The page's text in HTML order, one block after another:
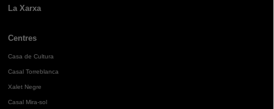
La Xarxa
Centres
Casa de Cultura
Casal Torreblanca
Xalet Negre
Casal Mira-sol